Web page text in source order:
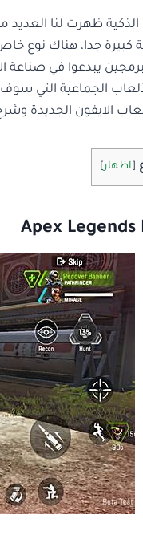
ظهرت لنا العديد من
جدا، هناك نوع
يبدعوا في صناعة
الجماعية التي
الايفون الجديدة
[اظهار]